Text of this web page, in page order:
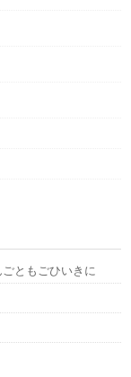
ともごひいきに